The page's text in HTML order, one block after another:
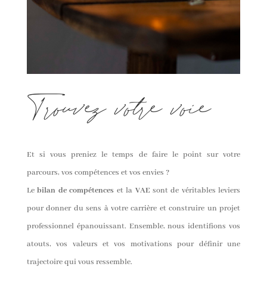
Trouvez votre voie
Et si vous preniez le temps de faire le point sur votre
parcours, vos compétences et vos envies ?
Le bilan de compétences et la VAE sont de véritables leviers
pour donner du sens à votre carrière et construire un projet
professionnel épanouissant. Ensemble, nous identifions vos
atouts, vos valeurs et vos motivations pour définir une
trajectoire qui vous ressemble.